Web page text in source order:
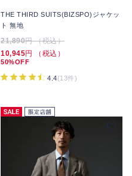
THE THIRD SUITS(BIZSPO)ジャケッ
ト 無地
21,890円 （税込）
10,945円 （税込）
50%OFF
4.4(13件)